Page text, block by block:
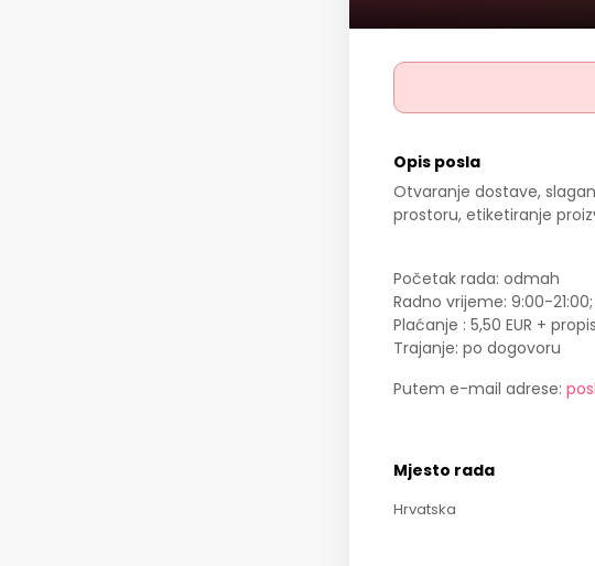
Opis posla
Otvaranje dostave,
prostoru, etiketiranje
Početak rada: odmah
Radno vrijeme: 9:00-
Plaćanje : 5,50 EUR +
Trajanje: po dogovoru
Putem e-mail adrese:
Mjesto rada
Hrvatska